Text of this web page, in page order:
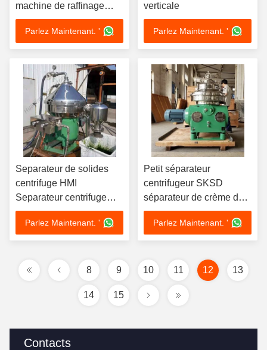
Contacts
machine de raffinage
d'huile
Parlez Maintenant. '
verticale
Parlez Maintenant. '
Separateur de solides
centrifuge HMI
Separateur centrifuge
Algues Récolte
Parlez Maintenant. '
Petit séparateur
centrifugeur SKSD
séparateur de crème de
lait commercial
Parlez Maintenant. '
8 9 10 11 12 13
14 15